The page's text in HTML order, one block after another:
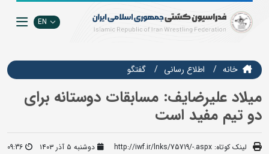
EN
خانه اطلاع رسانی گفتگو
میلاد علیرضایف: مسابقات دوستانه برای
دو تیم مفید است
لینک کوتاه: http://iwf.ir/lnks/75719/-.aspx دوشنبه ۵ آذر ۱۴۰۳ 09:36